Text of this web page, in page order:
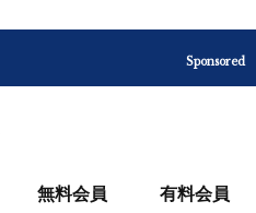
Sponsored
無料会員 有料会員